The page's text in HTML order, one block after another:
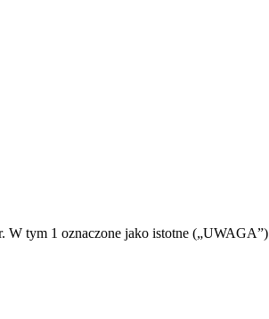
W tym 1 oznaczone jako istotne („UWAGA”)